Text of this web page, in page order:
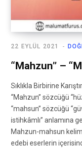
22 EYLÜL 2021
“Mahzun” –
Sıklıkla Birbirine
“Mahzun” sözcüğü
“mahsun” sözcüğü
istihkâmlı” anlamına
Mahzun-mahsun
edebi eserlerin